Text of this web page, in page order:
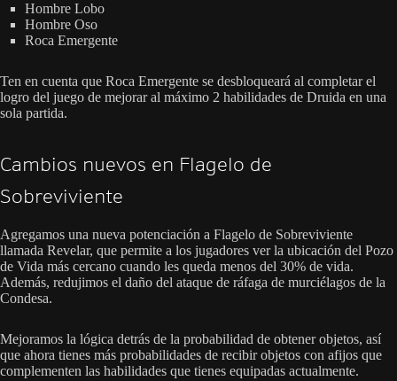
Hombre Lobo
Hombre Oso
Roca Emergente
Ten en cuenta que Roca Emergente se desbloqueará al completar el
logro del juego de mejorar al máximo 2 habilidades de Druida en una
sola partida.
Cambios nuevos en Flagelo de
Sobreviviente
Agregamos una nueva potenciación a Flagelo de Sobreviviente
llamada Revelar, que permite a los jugadores ver la ubicación del Pozo
de Vida más cercano cuando les queda menos del 30% de vida.
Además, redujimos el daño del ataque de ráfaga de murciélagos de la
Condesa.
Mejoramos la lógica detrás de la probabilidad de obtener objetos, así
que ahora tienes más probabilidades de recibir objetos con afijos que
complementen las habilidades que tienes equipadas actualmente.